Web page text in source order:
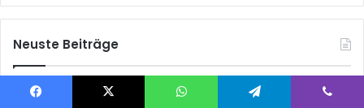
Neuste Beiträge